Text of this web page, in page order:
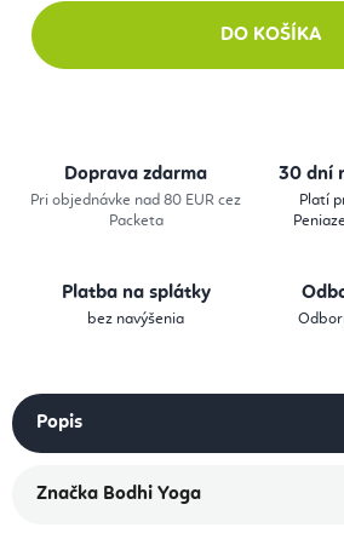
DO KOŠÍKA
Doprava zdarma
Pri objednávke nad 80 EUR cez
Packeta
30 dní
Platí
Platba na splátky
bez navýšenia
Popis
Značka Bodhi Yoga